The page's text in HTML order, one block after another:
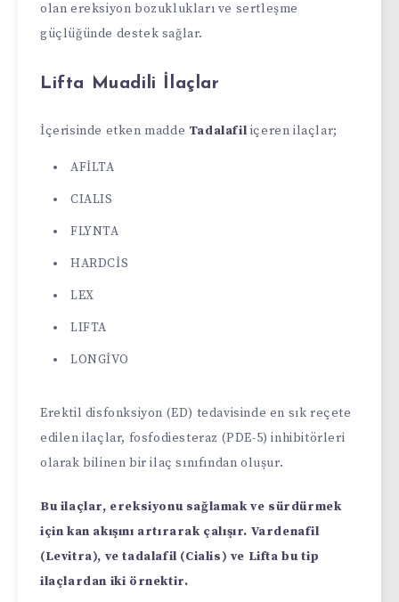
olan ereksiyon bozuklukları ve sertleşme
güçlüğünde destek sağlar.
Lifta Muadili İlaçlar
İçerisinde etken madde Tadalafil içeren ilaçlar;
AFİLTA
CIALIS
FLYNTA
HARDCİS
LEX
LIFTA
LONGİVO
Erektil disfonksiyon (ED) tedavisinde en sık reçete
edilen ilaçlar, fosfodiesteraz (PDE-5) inhibitörleri
olarak bilinen bir ilaç sınıfından oluşur.
Bu ilaçlar, ereksiyonu sağlamak ve sürdürmek
için kan akışını artırarak çalışır. Vardenafil
(Levitra), ve tadalafil (Cialis) ve Lifta bu tip
ilaçlardan iki örnektir.